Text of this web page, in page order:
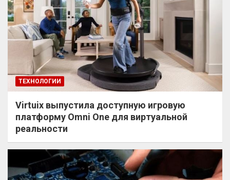
ТЕХНОЛОГИИ
Virtuix выпустила доступную игровую
платформу Omni One для виртуальной
реальности